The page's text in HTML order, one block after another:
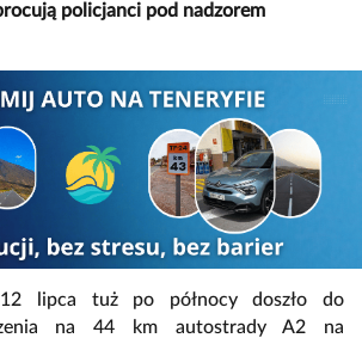
policjanci pod nadzorem
lipca tuż po północy doszło do
na 44 km autostrady A2 na